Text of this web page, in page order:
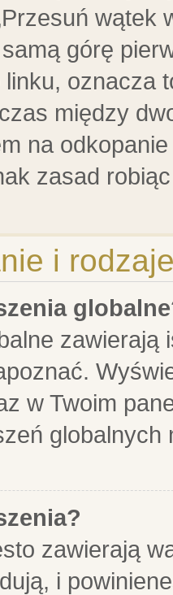
wątek
górę
oznacza
między
na
zasad
i
w Twoim
zawierają
i